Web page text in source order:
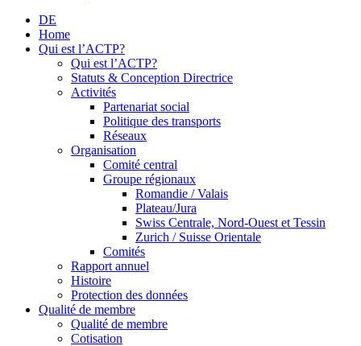
DE
Home
Qui est l’ACTP?
Qui est l’ACTP?
Statuts & Conception Directrice
Activités
Partenariat social
Politique des transports
Réseaux
Organisation
Comité central
Groupe régionaux
Romandie / Valais
Plateau/Jura
Swiss Centrale, Nord-Ouest et Tessin
Zurich / Suisse Orientale
Comités
Rapport annuel
Histoire
Protection des données
Qualité de membre
Qualité de membre
Cotisation